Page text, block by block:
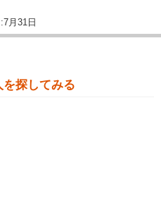
月31日
探してみる